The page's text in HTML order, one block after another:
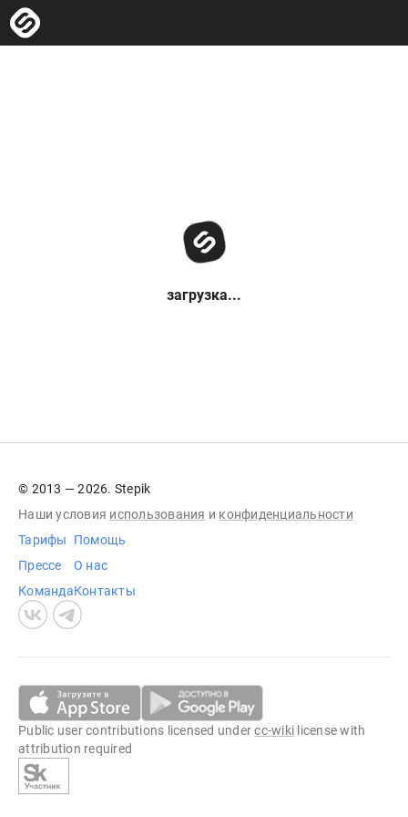
загрузка...
© 2013 — 2026. Stepik
Наши условия использования и конфиденциальности
Тарифы
Прессе
Команда
Помощь
О нас
Контакты
Public user contributions licensed undercc-wiki license with
attribution required